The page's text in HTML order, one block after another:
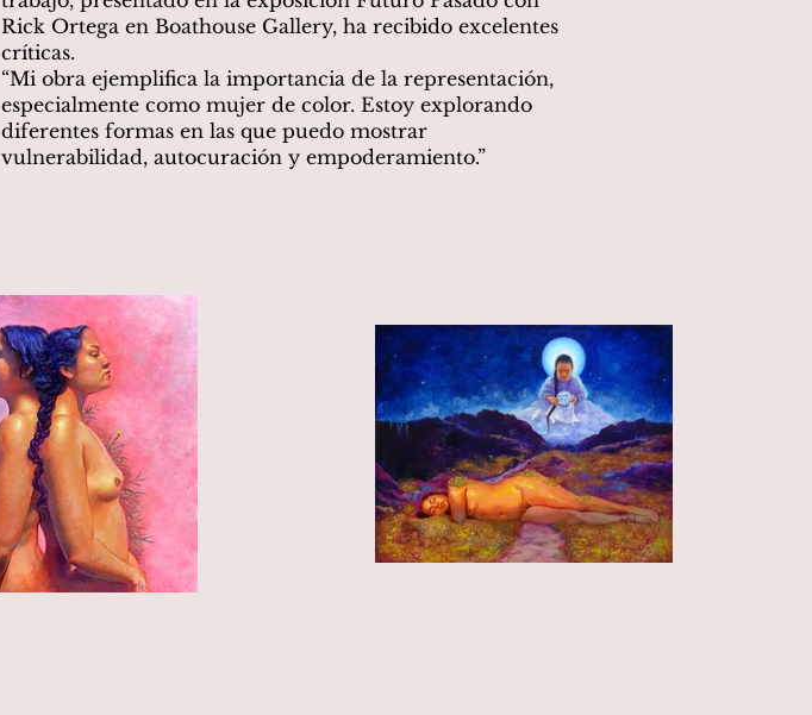
Rick Ortega en Boathouse Gallery, ha recibido excelentes
críticas.
“Mi obra ejemplifica la importancia de la representación,
especialmente como mujer de color. Estoy explorando
diferentes formas en las que puedo mostrar
vulnerabilidad, autocuración y empoderamiento.”